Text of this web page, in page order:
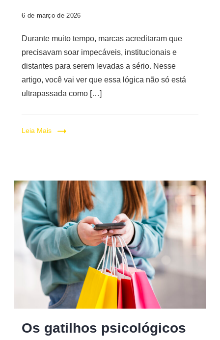
6 de março de 2026
Durante muito tempo, marcas acreditaram que
precisavam soar impecáveis, institucionais e
distantes para serem levadas a sério. Nesse
artigo, você vai ver que essa lógica não só está
ultrapassada como […]
Leia Mais
Os gatilhos psicológicos